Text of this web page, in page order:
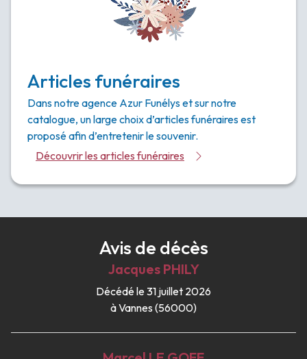
Articles funéraires
Dans notre agence Azur Funélys et sur notre
catalogue, un large choix d’articles funéraires est
proposé afin d’entretenir le souvenir.
Découvrir les articles funéraires
Avis de décès
Jacques PHILY
Décédé le 31 juillet 2026
à Vannes (56000)